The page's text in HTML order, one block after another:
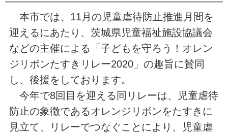
本市では、11月の児童虐待防止推進月間を
迎えるにあたり、茨城県児童福祉施設協議会
などの主催による「子どもを守ろう！オレン
ジリボンたすきリレー2020」の趣旨に賛同
し、後援をしております。
今年で8回目を迎える同リレーは、児童虐待
防止の象徴であるオレンジリボンをたすきに
見立て、リレーでつなぐことにより、児童虐